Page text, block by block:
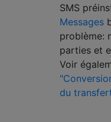
SMS
Messages
problème:
parties et
Voir
du